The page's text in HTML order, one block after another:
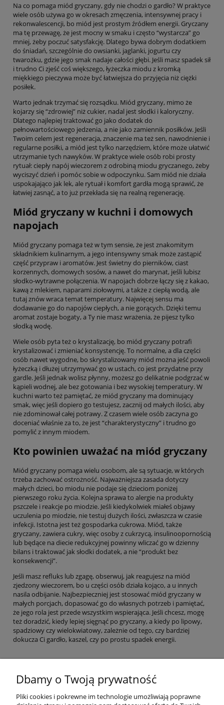
Na co pomaga miód gryczany, gdy nie chodzi o gardło? W praktyce
wiele osób używa go w okresach zmęczenia, intensywnej pracy i
rekonwalescencji, bo miód jest prostym źródłem energii. Gryczany
ma tę przewagę, że jest mocny w smaku i często “wystarcza” go
mniej, żeby poczuć satysfakcję. Dlatego bywa dobrym dodatkiem
do śniadań, szczególnie do owsianki, jaglanki, jogurtu czy
twarożku, gdzie jego smak nadaje całości głębi. Jeśli masz spadek sił
i trudno Ci zjeść coś większego, łyżeczka miodu z kromką
miękkiego pieczywa może być łatwiejsza do przyjęcia niż ciężki
posiłek.
Warto jednak trzymać się rozsądku. Miód gryczany, mimo że
kojarzy się “zdrowiej” niż cukier, nadal jest słodki i kaloryczny.
Dlatego najlepiej traktować go jako dodatek do
pełnowartościowego jedzenia, a nie jako zamiennik posiłków. Jeśli
Twoim celem jest regeneracja, znaczenie ma też sen, nawodnienie i
regularne posiłki, a miód jest tylko narzędziem, które może ułatwić
utrzymanie tych nawyków. W praktyce wiele osób robi prosty
rytuał: ciepły napój wieczorem z odrobiną miodu gryczanego, żeby
wyciszyć dzień i pomóc sobie w odpoczynku. Sam miód nie działa
uspokajająco jak lek, ale rytuał i komfort gardła mogą sprawić, że
łatwiej zasnąć, a to już przekłada się na realną regenerację.
Miód gryczany w kuchni i domowych
napojach
Miód gryczany pomaga też w tym sensie, że jest znakomitym
składnikiem kulinarnym, a jego intensywny smak może zastąpić
część przypraw i aromatów. Jest świetny do pierników, ciast
korzennych, domowych sosów, a nawet do marynat, jeśli lubisz
słodko-wytrawne połączenia. W napojach dobrze łączy się z kakao,
kawą z mlekiem, naparami ziołowymi, a także z ciepłą wodą, ale
tutaj znów wraca temat temperatury. Najwięcej sensu ma
dodawanie go do napojów ciepłych, a nie gorących. Dzięki temu
aromat zostaje bogaty, a Ty nie masz wrażenia, że pijesz tylko
słodką wodę.
Wiele osób pyta też o krystalizację, bo miód gryczany potrafi
krystalizować i zmieniać konsystencję. To normalne, a dla części
osób nawet wygodne, bo skrystalizowany miód można jeść powoli
łyżeczką i dłużej utrzymywać go w ustach, co jest przydatne przy
gardle. Jeśli jednak wolisz płynny, możesz go delikatnie podgrzać w
kąpieli wodnej, ale bez gotowania i bez wysokiej temperatury. W
kuchni warto też pamiętać, że miód gryczany ma dominujący
smak, więc jeśli dopiero go testujesz, zacznij od małych ilości, aby
nie zdominował całej potrawy. Z czasem wiele osób zaczyna go
doceniać właśnie za to, że jest “charakterystyczny” i trudno go
pomylić z innym miodem.
Kto powinien uważać na miód gryczany
Miód gryczany pomaga wielu osobom, ale są sytuacje, w których
trzeba zachować ostrożność. Najważniejsza zasada dotyczy
małych dzieci, bo miodu nie podaje się dzieciom poniżej
pierwszego roku życia. Kolejna sprawa to alergie na produkty
pszczele i reakcje po miodzie. Jeśli kiedykolwiek miałeś objawy
uczulenia po miodzie, nie testuj dużych ilości, zwłaszcza w czasie
infekcji. Istotna jest też gospodarka cukrowa. Miód, także
gryczany, zawiera cukry, więc osoby z cukrzycą, insulinoopornością
lub będące na diecie redukcyjnej powinny wliczać go w dzienny
bilans i traktować jak słodki dodatek, a nie “produkt bez
konsekwencji”.
Jeśli masz refluks lub zgagę, obserwuj, jak reagujesz na miód
zjedzony wieczorem, bo u części osób działa kojąco, a u innych
nasila odbijanie. Najbezpieczniej jest stosować miód gryczany w
małych porcjach, dopasować go do własnych potrzeb i pamiętać,
że jego rola jest przede wszystkim wspierająca. Jeśli chcesz, mogę
też doradzić, kiedy lepiej sięgnąć po gryczany, a kiedy po lipowy,
spadziowy czy wielokwiatowy, zależnie od tego, czy bardziej
dokucza Ci gardło, kaszel, czy po prostu spadek energii.
Pomoc
Dbamy o Twoją prywatność
Pliki cookies i pokrewne im technologie umożliwiają poprawne